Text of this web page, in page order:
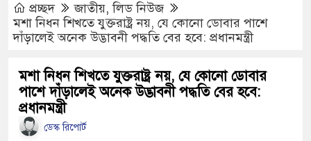
বুকে জড়িয়ে ধরলেন প্রধানমন্ত্রী
নিয়ে বিভ্রান্তি ছড়াবেন না: প্রধানমন্ত্রী
পড়ে নিজ দেশেই অনিশ্চয়তায় ট্রাম্প
বি’রু’দ্ধে এবার নতুন অভি/যোগ
দল হাসিনার ভাষায় কথা বলছে: মির্জা ফখরুল
প্রচ্ছদ জাতীয়,লিড নিউজ
মশা নিধন শিখতে যুক্তরাষ্ট্র নয়, যে কোনো ডোবার পাশে
দাঁড়ালেই অনেক উদ্ভাবনী পদ্ধতি বের হবে: প্রধানমন্ত্রী
মশা নিধন শিখতে যুক্তরাষ্ট্র নয়, যে কোনো ডোবার
পাশে দাঁড়ালেই অনেক উদ্ভাবনী পদ্ধতি বের হবে:
প্রধানমন্ত্রী
ডেস্ক রিপোর্ট